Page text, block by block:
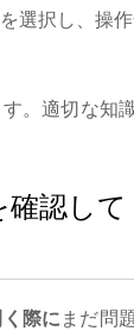
選択し、操
。適切な知
確認して
く際に まだ問